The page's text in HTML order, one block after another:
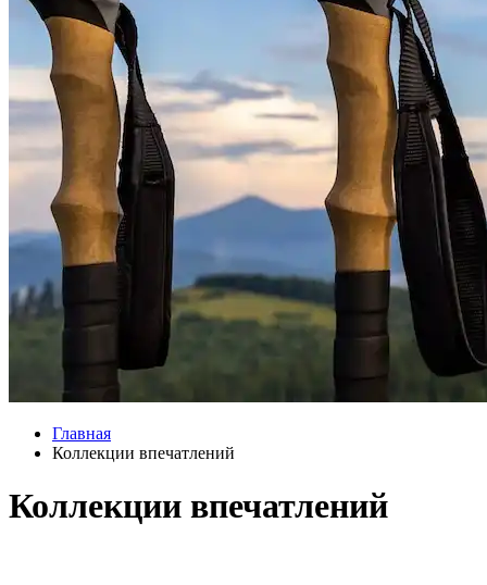
Главная
Коллекции впечатлений
Коллекции впечатлений